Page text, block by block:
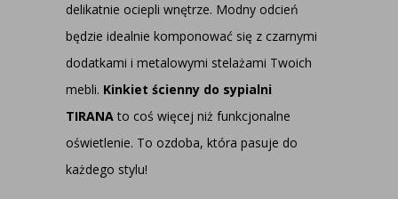
delikatnie ociepli wnętrze. Modny odcień
będzie idealnie komponować się z czarnymi
dodatkami i metalowymi stelażami Twoich
mebli. Kinkiet ścienny do sypialni
TIRANAto coś więcej niż funkcjonalne
oświetlenie. To ozdoba, która pasuje do
każdego stylu!